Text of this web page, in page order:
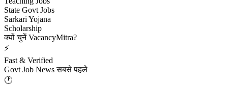
State Govt Jobs
Sarkari Yojana
Scholarship
क्यों चुनें VacancyMitra?
⚡
Fast & Verified
Govt Job News सबसे पहले
🕐